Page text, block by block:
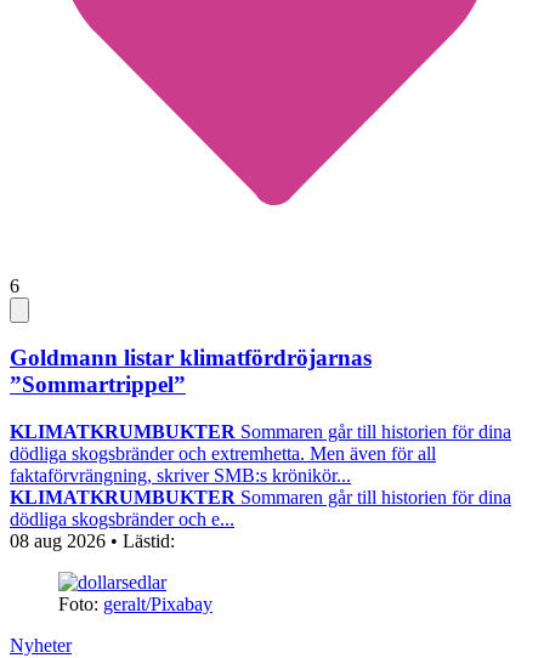
6
Goldmann listar klimatfördröjarnas
”Sommartrippel”
KLIMATKRUMBUKTER Sommaren går till historien för dina
dödliga skogsbränder och extremhetta. Men även för all
faktaförvrängning, skriver SMB:s krönikör...
KLIMATKRUMBUKTER Sommaren går till historien för dina
dödliga skogsbränder och e...
08 aug 2026 • Lästid:
Foto: geralt/Pixabay
Nyheter